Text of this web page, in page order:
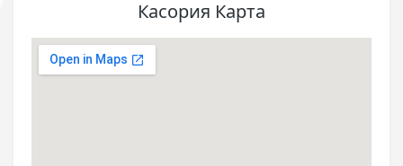
Касория Карта